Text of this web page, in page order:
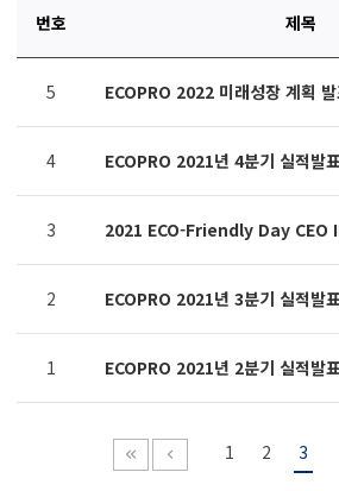
파일,
작성자,
조회수,
작성일
제공표
번호 제목
5 ECOPRO 2022 미래성장 계획
4 ECOPRO 2021년 4분기 실적발
3 2021 ECO-Friendly Day CEO
2 ECOPRO 2021년 3분기 실적발
1 ECOPRO 2021년 2분기 실적발
1 2 3